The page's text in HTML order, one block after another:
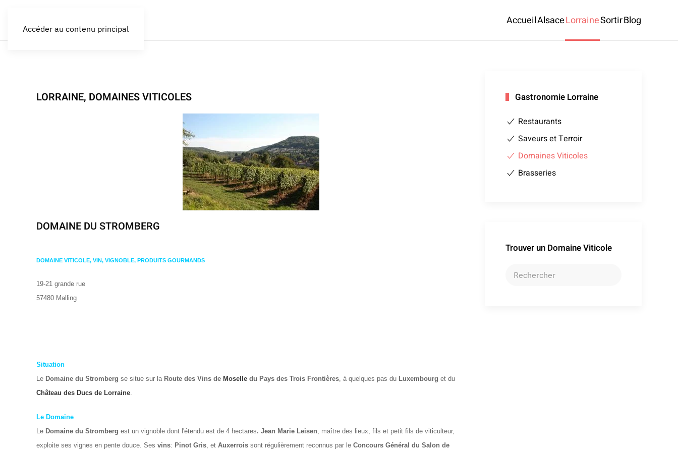
Accéder au contenu principal
AccueilAlsaceLorraineSortirBlog
LORRAINE, DOMAINES VITICOLES
DOMAINE DU STROMBERG
DOMAINE VITICOLE, VIN, VIGNOBLE, PRODUITS GOURMANDS
19-21 grande rue
57480 Malling
Situation
Le Domaine du Stromberg se situe sur la Route des Vins de Moselle du Pays des Trois Frontières, à quelques pas du Luxembourg et du
Château des Ducs de Lorraine.
Le Domaine
Le Domaine du Stromberg est un vignoble dont l'étendu est de 4 hectares. Jean Marie Leisen, maître des lieux, fils et petit fils de viticulteur,
exploite ses vignes en pente douce. Ses vins: Pinot Gris, et Auxerrois sont régulièrement reconnus par le Concours Général du Salon de
Gastronomie Lorraine
Restaurants
Saveurs et Terroir
Domaines Viticoles
Brasseries
Trouver un Domaine Viticole